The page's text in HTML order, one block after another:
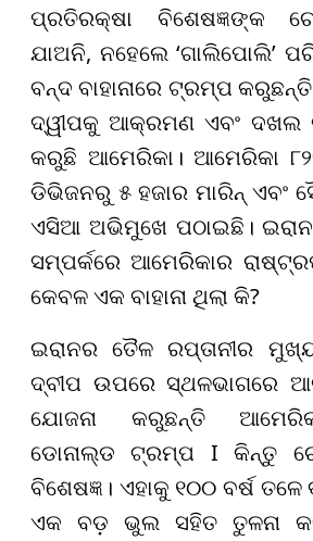
ପ୍ରତିରକ୍ଷା ବିଶେଷଜ୍ଞଙ୍କ
ଯାଅନି, ନହେଲେ ‘ଗାଲିପୋଲି’
ବନ୍ଦ ବାହାନାରେ ଟ୍ରମ୍ପ କରୁଛନ୍ତି
ଦ୍ୱୀପକୁ ଆକ୍ରମଣ ଏବଂ ଦଖଲ
କରୁଛି ଆମେରିକା। ଆମେରିକା
ଡିଭିଜନରୁ ୫ ହଜାର ମାରିନ୍ ଏବଂ
ଏସିଆ ଅଭିମୁଖେ ପଠାଇଛି।
ସମ୍ପର୍କରେ ଆମେରିକାର
କେବଳ ଏକ ବାହାନା ଥିଲା କି?
ଇରାନର ତୈଳ ରପ୍ତାନୀର
ଦ୍ବୀପ ଉପରେ ସ୍ଥଳଭାଗରେ
ଯୋଜନା କରୁଛନ୍ତି
ଡୋନାଲ୍ଡ ଟ୍ରମ୍ପ I କିନ୍ତୁ
ବିଶେଷଜ୍ଞ। ଏହାକୁ ୧୦୦ ବର୍ଷ
ଏକ ବଡ଼ ଭୁଲ ସହିତ ତୁଳନା